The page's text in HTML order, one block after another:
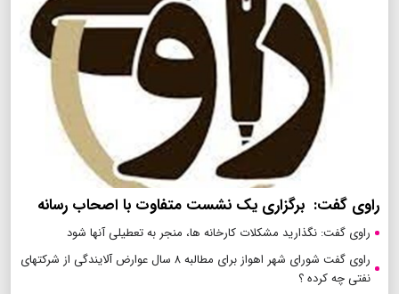
راوی گفت: برگزاری یک نشست متفاوت با اصحاب رسانه
راوی گفت: نگذارید مشکلات کارخانه ها، منجر به تعطیلی آنها شود
راوی گفت شورای شهر اهواز برای مطالبه ۸ سال عوارض آلایندگی از شرکتهای
نفتی چه کرده ؟